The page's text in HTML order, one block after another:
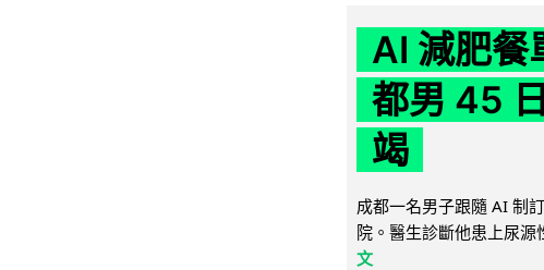
AI 減肥
都男 45
竭
成都一名男子跟隨 AI 制
院。醫生診斷他患上尿
文